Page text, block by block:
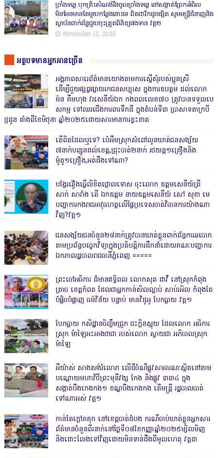
ច្រាំងទន្លេ បុកគ្រិះសំណង់រឹងចូលច្រាំងទន្លេ នៅសង្កាត់ព្រែកអំពិល
មិនមែនមានតែមួយកន្លែងនោះទេ ពិតជារីកដូចផ្សិត សូមមន្ត្រីជំនាញនិង
ស្ថាប័នពាក់ព័ន្ធជួយចុះត្រួតពិនិត្យផងទាន វគ្គ២
November 13, 2025
អត្ថបទមានអ្នកអានច្រើន
អង្គភាពសារេព័ត៌មានយោងតាមការស្នើសុំរបស់ប្អូនស្រី
ដើម្បីជួយផ្សព្វផ្សាយរកជនសប្បុរស ក្នុងការឧបត្ថម ដល់លោក
ម៉ន គឹមហុង វរសេនីយ៍ឯក កងពលលេខ៧០ ត្រូវបានទទួលបេ
សកម្ម ទៅឈរជើងការពារទឹកដី ក្នុងតំបន់ទី៣ ប្រាសាទតាក្របី
ថ្មដូន តាំងពីខែមិថុនា ឆ្នាំ២០២៥ដោយសារមានការខ្វះខាត
តើពិតដែលឬទេ? ប៉េអឹមស្រុកសំពៅលូនឃាត់ជនសង្ស័យ
៧នាក់បញ្ជូនដល់ខេត្ត,ជ្រុះបាត់២នាក់ រថយន្ត១គ្រឿងនិង
ម៉ូតូ១គ្រឿង,អត់ដឹងទៅណា?
បង្វែររឿងធ្វើលិខិតថ្កោលទោស ចុះលោក ឧត្តមសេនីយ៍ត្រី
សាក់ សារាំង តើ ឯកឧត្តម នាយឧត្តមសេនីយ៍ សៅ សុខា មេ
បញ្ជាការកងរាជអាវុធហត្ថលើផ្ទៃប្រទេសចាត់វិធានការយ៉ាងណា
វិញ?វគ្គ១
ជនសង្ស័យជនចំនួន២៨នាក់ត្រូវបានឃាត់ខ្លួនពាក់ព័ន្ធការឆបោក
តាមប្រព័ន្ធបច្ចេកវិទ្យាក្នុងប្រតិបត្តិការដឹកនាំដោយគណៈបញ្ជាការ
ឯកភាពរដ្ឋបាលរាជធានីភ្នំពេញ ‎=====
ព្រះចៅអធិការ ដ៏មានឥទ្ធិពល លោកសុត ដាវី នៅស្រុកកំពុង
ត្រាច ខេត្តកំពត ដែលជាអ្នកកាន់សិលល្អាប់ សាប់រអិល កំពុងតែ
បំផ្លិចបំផ្លាញ ធម៌វិន័យ បន្ទាប់ មានវិដូអូ បែកធ្លាយ វគ្គ១
បែកធ្លាយ កសិដ្ឋានចិញ្ចឹមជ្រូក ជះក្លិនស្អុយ ដែលលោក អធិការ
ស្រុក ម៉ាឡៃអះអាងថាជា របស់លោក ស្វាយជា អភិបាលស្រុក
ម៉ាឡៃ
អីយ៉ាស់ សាងសង់រំលោភ លើដីចំណីផ្លូវសាធារណៈស្ថិតនៅតាម
បណ្ដោយមហាវិថីព្រះមុនីវង្ស កែង និងផ្លូវ ៣៣៤ ក្នុង
សង្កាត់បឹងកេងកង១ ខណ្ឌបឹងកេងកង តើមន្ត្រី រដ្ឋបាលបាត់
ទៅណាអស់ វគ្គ១
កាន់តែក្តៅគគុក នៅខេត្តបាត់ដំបង ករណីចាប់ឃាត់ខ្លួនអ្នកសារ
ព័ត៌មានចំនួនពីរនាក់នៅថ្ងៃទី០៨ខែកញ្ញាឆ្នាំ២០២៥ម្សិលមិញ
និងដោះលែងទៅវិញដោយមិនទាន់ដឹងពីមូលហេតុ វគ្គ៣